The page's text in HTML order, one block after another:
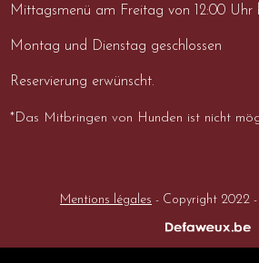
Mittagsmenü am Freitag von 12:00 Uhr
Montag und Dienstag geschlossen
Reservierung erwünscht.
*Das Mitbringen von Hunden ist nicht
Mentions légales - Copyright 2022 -